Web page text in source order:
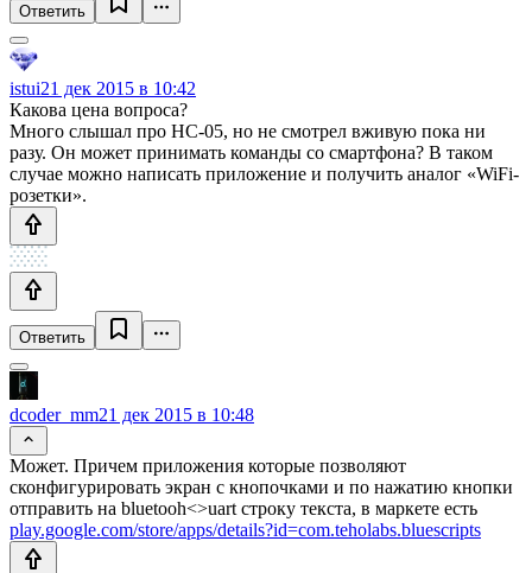
Ответить
istui21 дек 2015 в 10:42
Какова цена вопроса?
Много слышал про НС-05, но не смотрел вживую пока ни
разу. Он может принимать команды со смартфона? В таком
случае можно написать приложение и получить аналог «WiFi-
розетки».
Ответить
dcoder_mm21 дек 2015 в 10:48
Может. Причем приложения которые позволяют
сконфигурировать экран с кнопочками и по нажатию кнопки
отправить на bluetooh<>uart строку текста, в маркете есть
play.google.com/store/apps/details?id=com.teholabs.bluescripts